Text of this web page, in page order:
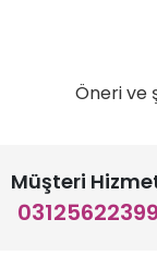
Öneri ve
Müşteri
03125622399